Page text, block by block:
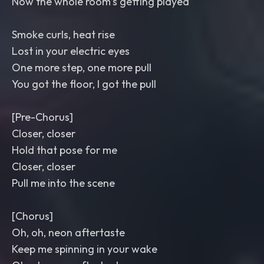
Smoke curls, heat rise
Lost in your electric eyes
One more step, one more pull
You got the floor, I got the pull
[Pre-Chorus]
Closer, closer
Hold that pose for me
Closer, closer
Pull me into the scene
[Chorus]
Oh, oh, neon aftertaste
Keep me spinning in your wake